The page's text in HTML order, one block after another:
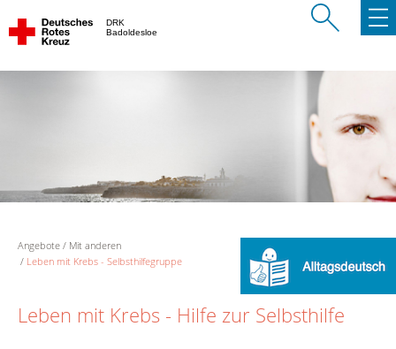
DRK
Badoldesloe
Angebote
Mit anderen
Leben mit Krebs - Selbsthilfegruppe
Leben mit Krebs - Hilfe zur Selbsthilfe